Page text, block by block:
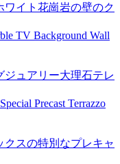
イト花崗岩の壁のク
ジュアリー大理石テレ
クスの特別なプレキャ